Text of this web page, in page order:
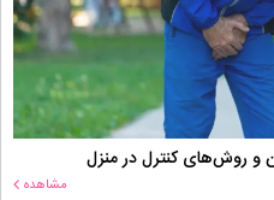
و روش‌های کنترل در منزل
مشاهده